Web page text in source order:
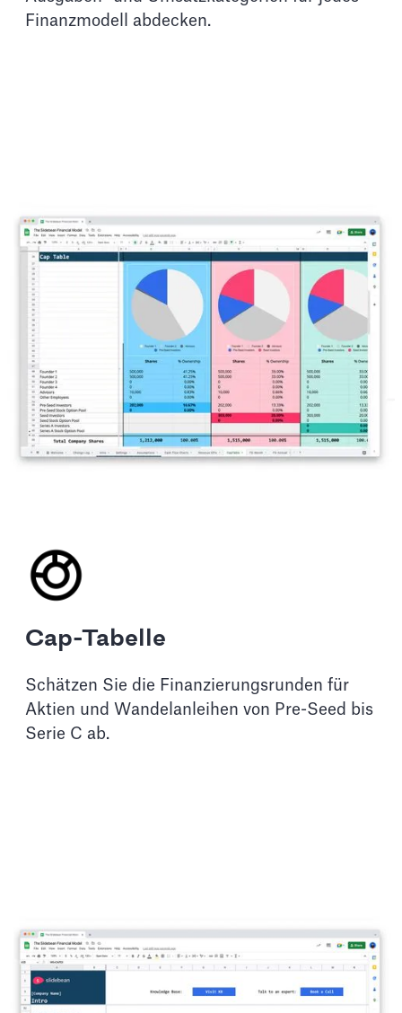
Finanzmodell abdecken.
Cap-Tabelle
Schätzen Sie die Finanzierungsrunden für
Aktien und Wandelanleihen von Pre-Seed bis
Serie C ab.